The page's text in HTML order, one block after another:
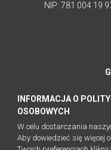
NIP: 781 004 19
INFORMACJA O
OSOBOWYCH
W celu dostarczania
Aby dowiedzieć się więcej